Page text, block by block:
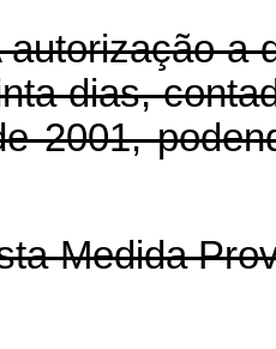
a
dias,
2001,
Medida